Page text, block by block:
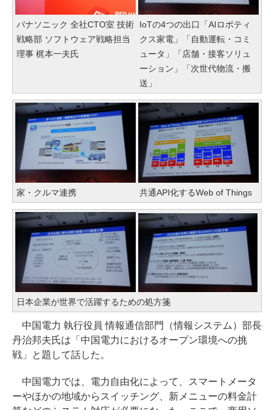
パナソニック 全社CTO室 技術
戦略部 ソフトウェア戦略担当
理事 梶本一夫氏
IoTの4つの出口「AIロボティ
クス家電」「自動運転・コミ
ュータ」「店舗・接客ソリュ
ーション」「次世代物流・搬
送」
家・クルマ連携 共通API化するWeb of Things
日本企業が世界で活躍するための処方箋
中国電力 執行役員 情報通信部門（情報システム）部長
丹治邦夫氏は「中国電力におけるオープン環境への挑
戦」と題して話した。
中国電力では、電力自由化によって、スマートメータ
ーやほかの地域からスイッチング、新メニューの料金計